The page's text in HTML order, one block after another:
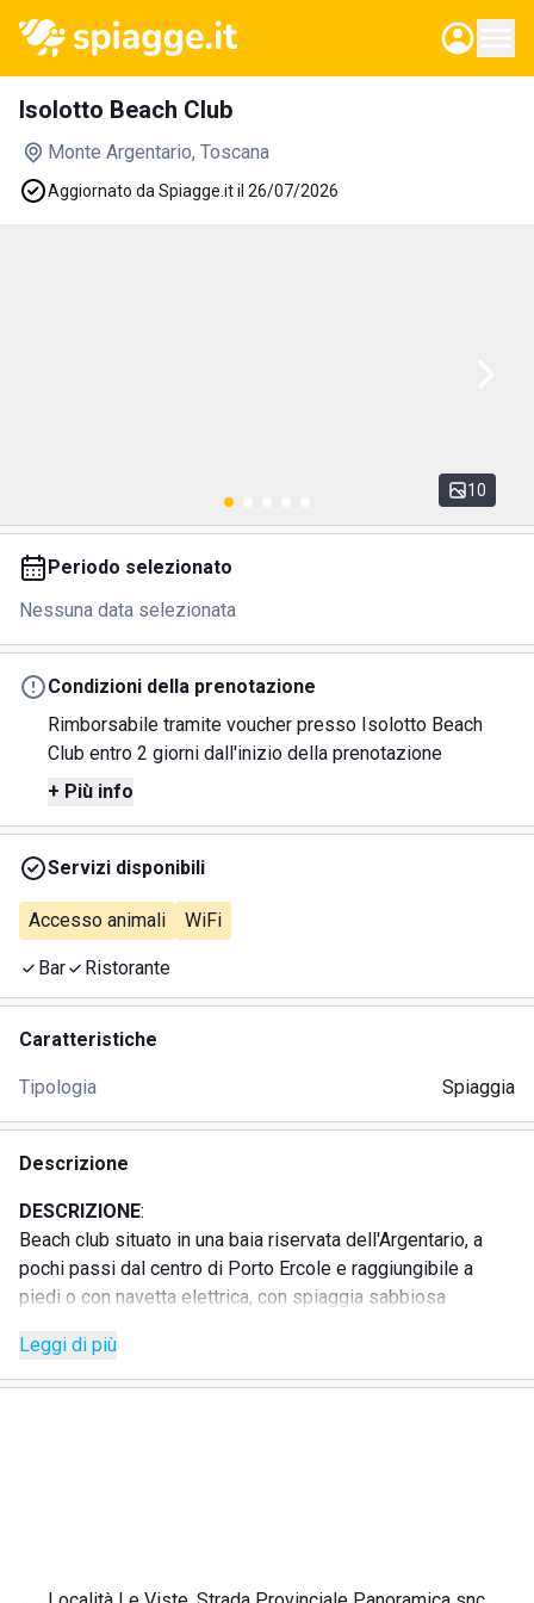
Isolotto Beach Club
Monte Argentario, Toscana
Aggiornato da Spiagge.it il 26/07/2026
10
Periodo selezionato
Nessuna data selezionata
Condizioni della prenotazione
Rimborsabile tramite voucher presso Isolotto Beach
Club entro 2 giorni dall'inizio della prenotazione
+ Più info
Servizi disponibili
Accesso animali WiFi
Bar Ristorante
Caratteristiche
Tipologia Spiaggia
Descrizione
DESCRIZIONE:
Beach club situato in una baia riservata dell'Argentario, a
pochi passi dal centro di Porto Ercole e raggiungibile a
piedi o con navetta elettrica, con spiaggia sabbiosa
La struttura si articola in due aree: il Privé, con terrazze su
Leggi di più